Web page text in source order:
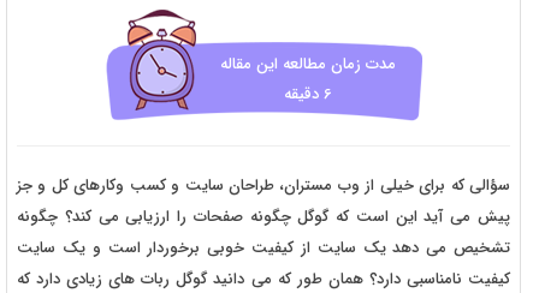
مدت زمان مطالعه این مقاله
6 دقیقه
سؤالی که برای خیلی از وب مستران، طراحان سایت و کسب وکارهای کل و جز
پیش می آید این است که گوگل چگونه صفحات را ارزیابی می کند؟ چگونه
تشخیص می دهد یک سایت از کیفیت خوبی برخوردار است و یک سایت
کیفیت نامناسبی دارد؟ همان طور که می دانید گوگل ربات های زیادی دارد که